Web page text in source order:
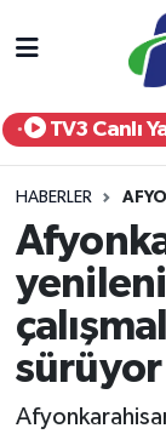
TV3 Canlı
HABERLER
sürüyor
Yurt
Afyon
Siyaset
Spor
Süper Lig